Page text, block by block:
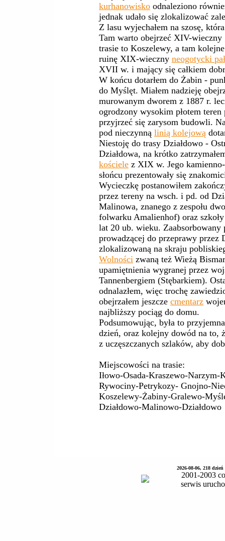
kurhanowisko odnaleziono
jednak udało się zlokalizować
Z lasu wyjechałem na szosę,
Tam warto obejrzeć XIV-wieczny
trasie to Koszelewy, a tam
ruinę XIX-wieczny neogotycki
XVII w. i mający się całkiem
W końcu dotarłem do Żabin -
do Myślęt. Miałem nadzieję
murowanym dworem z 1887 r.
ogrodzony wysokim płotem
przyjrzeć się zarysom budowli.
pod nieczynną linią kolejową
Niestoję do trasy Działdowo -
Działdowa, na krótko
kościele z XIX w. Jego
słońcu prezentowały się
Wycieczkę postanowiłem
przez tereny na wsch. i pd. od
Malinowa, znanego z zespołu
folwarku Amalienhof) oraz
lat 20 ub. wieku.
prowadzącej do przeprawy przez
zlokalizowaną na skraju
Wolności zwaną też Wieżą
upamiętnienia wygranej przez
Tannenbergiem (Stębarkiem).
odnalazłem, więc trochę
obejrzałem jeszcze cmentarz
najbliższy pociąg do domu.
Podsumowując, była to
dzień, oraz kolejny dowód na to,
z uczęszczanych szlaków, aby
Miejscowości na trasie:
Iłowo-Osada-Kraszewo-
Rywociny-Petrykozy- Gnojno-
Koszelewy-Żabiny-Gralewo-
Działdowo-Malinowo-Działdowo
2026-08-06, 218
2001-2003
serwis